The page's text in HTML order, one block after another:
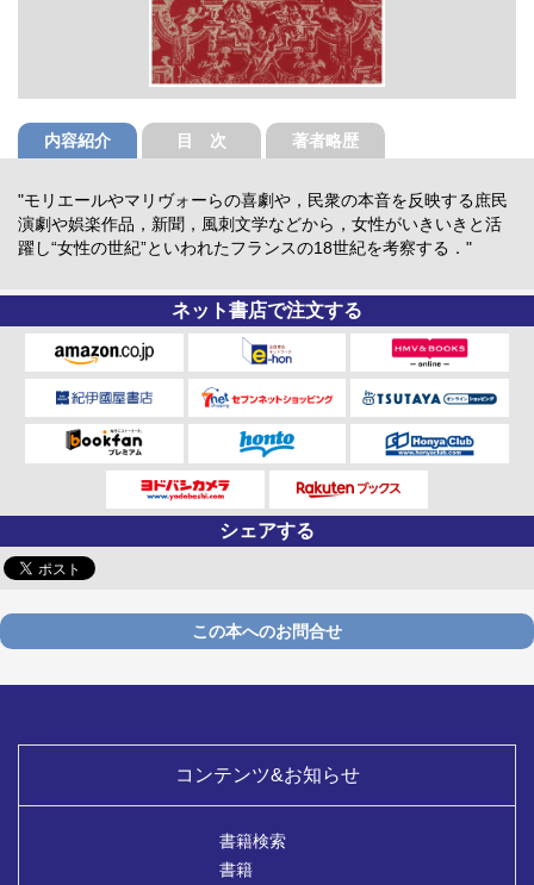
内容紹介 目 次 著者略歴
"モリエールやマリヴォーらの喜劇や，民衆の本音を反映する庶民
演劇や娯楽作品，新聞，風刺文学などから，女性がいきいきと活
躍し“女性の世紀”といわれたフランスの18世紀を考察する．"
ネット書店で注文する
シェアする
この本へのお問合せ
コンテンツ&お知らせ
書籍検索
書籍